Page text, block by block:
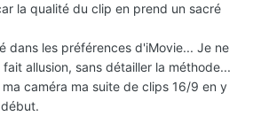
la qualité du clip en prend un sacré
dans les préférences d'iMovie... Je ne
allusion, sans détailler la méthode...
caméra ma suite de clips 16/9 en y